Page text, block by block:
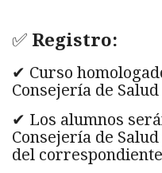
✅ Registro:
✔ Curso
Consejería de Salud
✔ Los alumnos
Consejería de
del